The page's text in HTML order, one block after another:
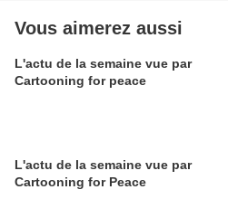
Vous aimerez aussi
L'actu de la semaine vue par
Cartooning for peace
L'actu de la semaine vue par
Cartooning for Peace